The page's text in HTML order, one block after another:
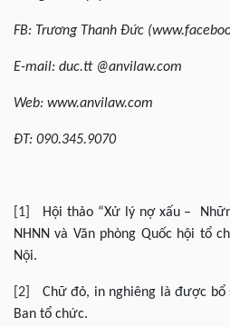
FB: Trương Thanh Đức
E-mail: duc.tt @anvilaw.com
Web: www.anvilaw.com
ĐT: 090.345.9070
[1]
Hội thảo “Xử lý nợ xấu –
NHNN và Văn phòng Quốc hội tổ
Nội.
[2]
Chữ đỏ, in nghiêng là được bổ
Ban tổ chức.